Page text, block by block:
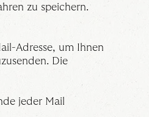
zu speichern.
Adresse, um Ihnen
Die
jeder Mail